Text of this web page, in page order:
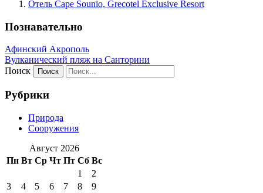
Отель Cape Sounio, Grecotel Exclusive Resort
Познавательно
Афинский Акрополь
Вулканический пляж на Санторини
Поиск
Рубрики
Природа
Сооружения
Август 2026
Пн Вт Ср Чт Пт Сб Вс
1
2
3
4 5 6 7 8
9